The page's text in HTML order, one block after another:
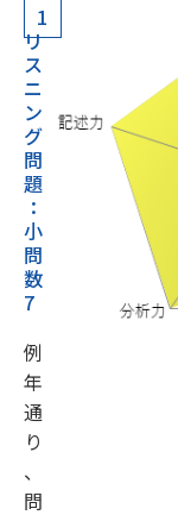
企業情報
プライバシーポリシー
1
リ
ス
ニ
ン
グ
問
題
：
小
問
数
7
例
年
通
り
、
問